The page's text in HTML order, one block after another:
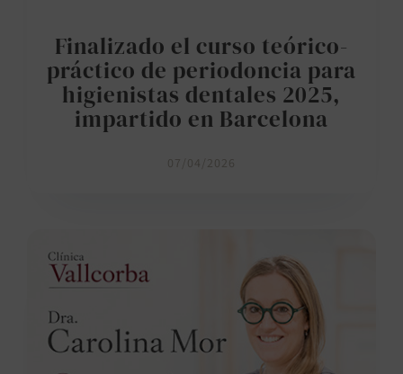
Finalizado el curso teórico-
práctico de periodoncia para
higienistas dentales 2025,
impartido en Barcelona
07/04/2026